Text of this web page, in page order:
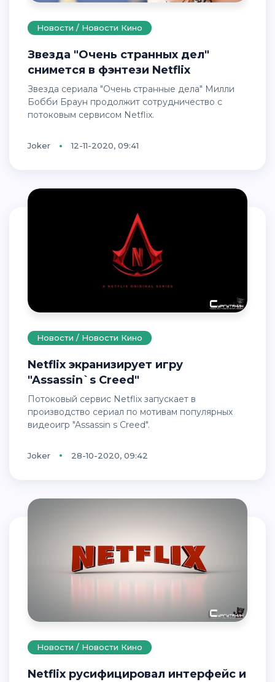
Новости / Новости Кино
Звезда "Очень странных дел"
снимется в фэнтези Netflix
Звезда сериала "Очень странные дела" Милли
Бобби Браун продолжит сотрудничество с
потоковым сервисом Netflix.
Joker 12-11-2020, 09:41
Новости / Новости Кино
Netflix экранизирует игру
"Assassin`s Creed"
Потоковый сервис Netflix запускает в
производство сериал по мотивам популярных
видеоигр "Assassin s Creed".
Joker 28-10-2020, 09:42
Новости / Новости Кино
Netflix русифицировал интерфейс и